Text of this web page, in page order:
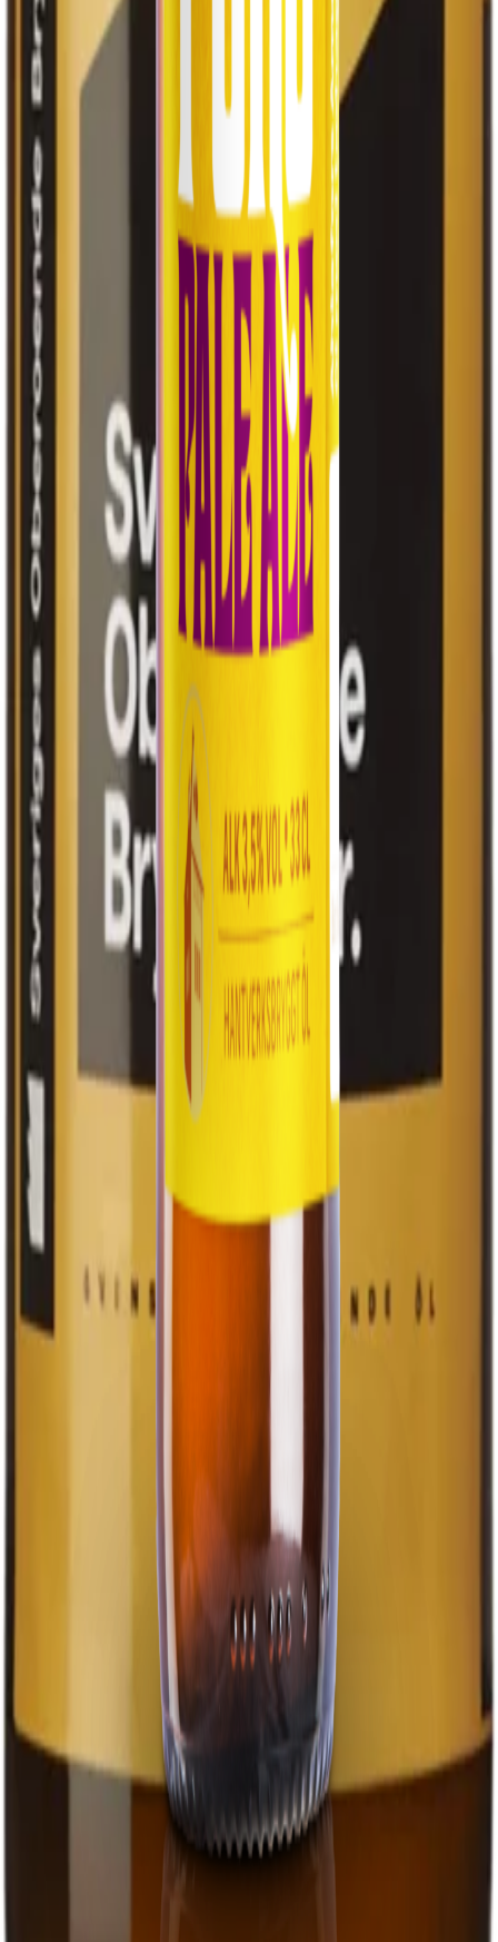
Läs mer →
Beställ enkelt till Systembolaget
Vår öl och cider går att köpa och beställa till vilket
Systembolag som helst i landet.
Inom kort står din dryck på hyllan, redo att avnjutas.
Upptäck den äkta smaken av hantverk – från oss till dig.
Se vårt sortiment
Kontakta oss
Besök oss
Alafors Fabriker
3 mil norr om Göteborg
Rulleriet
Smakbar & evenemang Kolla våra öppettider
Kontakt
info@ahlaforsbryggerier.se
Ahlafors Bryggerier
Hantverk i varje droppe sedan 1996. Mikrobryggeri i
hjärtat av den historiska spinnerifabriken i Alafors.
Navigation
Produkter
Rulleriet
Tjänster
Om oss
Kontakt
Kontakt
Fabriksvägen 2
449 41 Alafors
Ale kommun
Följ oss